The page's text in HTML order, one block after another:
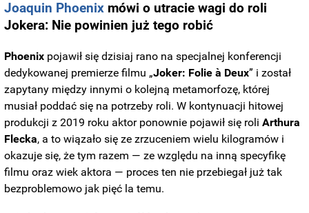
Joaquin Phoenix mówi o utracie wagi do roli
Jokera: Nie powinien już tego robić
Phoenix pojawił się dzisiaj rano na specjalnej konferencji
dedykowanej premierze filmu „Joker: Folie à Deux” i został
zapytany między innymi o kolejną metamorfozę, której
musiał poddać się na potrzeby roli. W kontynuacji hitowej
produkcji z 2019 roku aktor ponownie pojawił się roliArthura
Flecka, a to wiązało się ze zrzuceniem wielu kilogramów i
okazuje się, że tym razem — ze względu na inną specyfikę
filmu oraz wiek aktora — proces ten nie przebiegał już tak
bezproblemowo jak pięć la temu.